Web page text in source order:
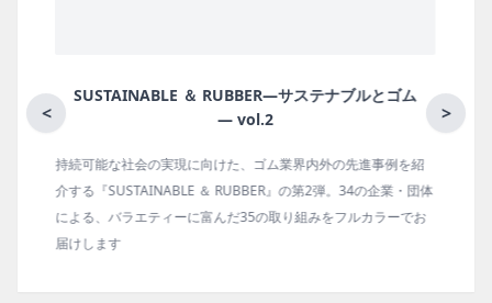
< >
ゴム
事例を紹
業・団体
ラーでお
月刊ラバーインダストリー／単品
ゴム報知新聞の姉妹誌。ゴム・エラストマー製品・市場分
の動向、新製品・技術、原材料動向、設備・機械の紹介、
タビュー、海外企業情報、統計などをコンパクトに掲載し